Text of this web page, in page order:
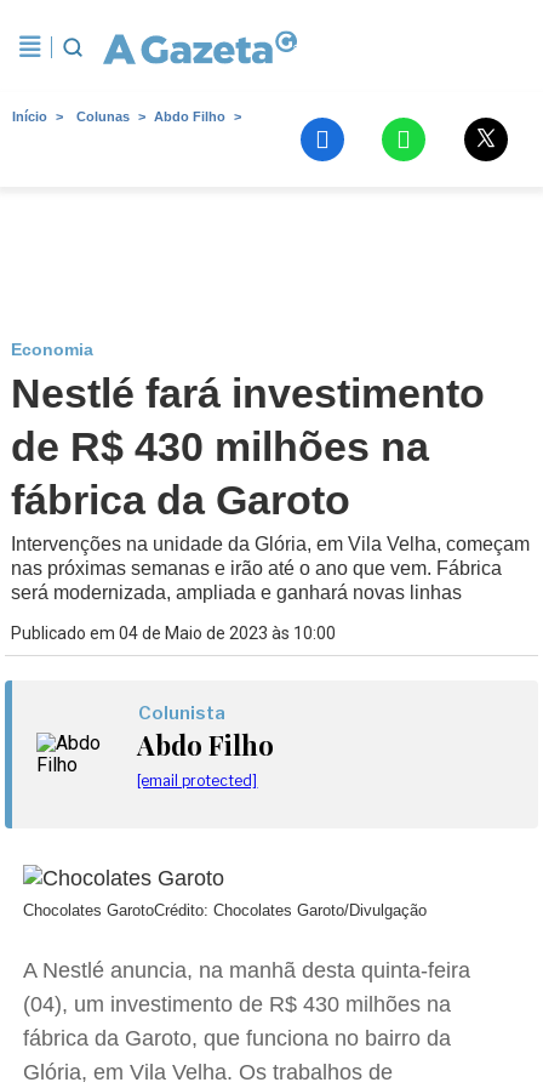
Início Colunas Abdo Filho
Economia
Nestlé fará investimento
de R$ 430 milhões na
fábrica da Garoto
Intervenções na unidade da Glória, em Vila Velha, começam
nas próximas semanas e irão até o ano que vem. Fábrica
será modernizada, ampliada e ganhará novas linhas
Publicado em 04 de Maio de 2023 às 10:00
Colunista
Abdo Filho
[email protected]
Chocolates GarotoCrédito: Chocolates Garoto/Divulgação
A Nestlé anuncia, na manhã desta quinta-feira
(04), um investimento de R$ 430 milhões na
fábrica da Garoto, que funciona no bairro da
Glória, em Vila Velha. Os trabalhos de